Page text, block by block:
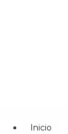
Inicio